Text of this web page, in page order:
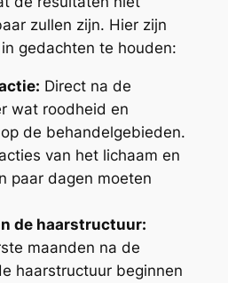
zullen zijn. Hier zijn
gedachten te houden:
Direct na de
wat roodheid en
de behandelgebieden.
van het lichaam en
paar dagen moeten
de haarstructuur:
maanden na de
haarstructuur beginnen